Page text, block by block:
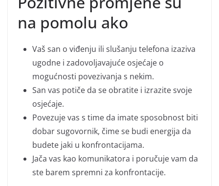
na pomolu ako
Vaš san o viđenju ili slušanju telefona izaziva
ugodne i zadovoljavajuće osjećaje o
mogućnosti povezivanja s nekim.
San vas potiče da se obratite i izrazite svoje
osjećaje.
Povezuje vas s time da imate sposobnost biti
dobar sugovornik, čime se budi energija da
budete jaki u konfrontacijama.
Jača vas kao komunikatora i poručuje vam da
ste barem spremni za konfrontacije.